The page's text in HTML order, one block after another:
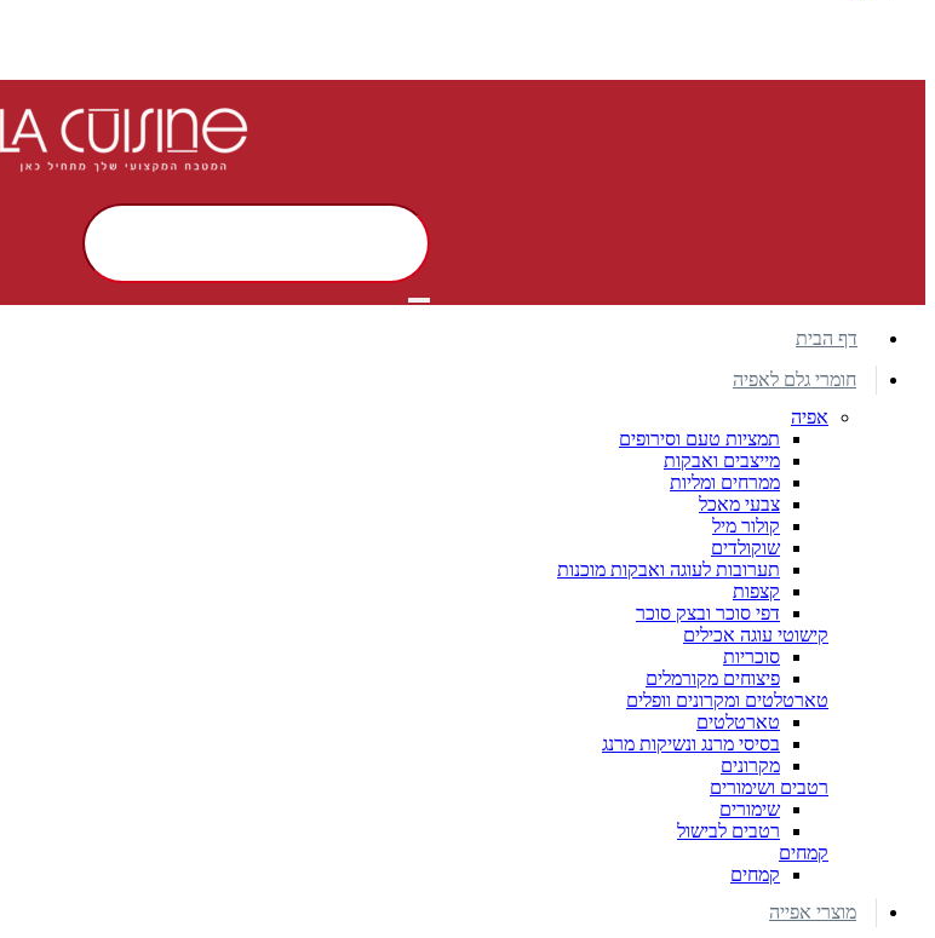
דף הבית
חומרי גלם לאפיה
אפיה
תמציות טעם וסירופים
מייצבים ואבקות
ממרחים ומליות
צבעי מאכל
קולור מיל
שוקולדים
תערובות לעוגה ואבקות מוכנות
קצפות
דפי סוכר ובצק סוכר
קישוטי עוגה אכילים
סוכריות
פיצוחים מקורמלים
טארטלטים ומקרונים וופלים
טארטלטים
בסיסי מרנג ונשיקות מרנג
מקרונים
רטבים ושימורים
שימורים
רטבים לבישול
קמחים
קמחים
מוצרי אפייה